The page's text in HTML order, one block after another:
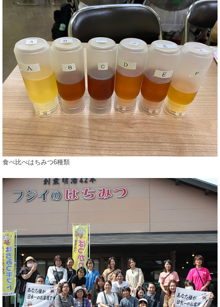
食べ比べはちみつ6種類